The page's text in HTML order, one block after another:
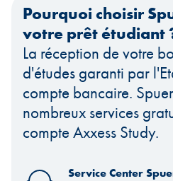
Pourquoi choisir
votre prêt étudiant
La réception de votre
d'études garanti par
compte bancaire.
nombreux services
compte Axxess Study.
Service Center